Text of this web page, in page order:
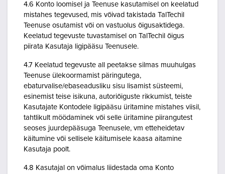
4.6 Konto loomisel ja Teenuse kasutamisel on keelatud
mistahes tegevused, mis võivad takistada TalTechil
Teenuse osutamist või on vastuolus õigusaktidega.
Keelatud tegevuste tuvastamisel on TalTechil õigus
piirata Kasutaja ligipääsu Teenusele.
4.7 Keelatud tegevuste all peetakse silmas muuhulgas
Teenuse ülekoormamist päringutega,
ebaturvalise/ebaseadusliku sisu lisamist süsteemi,
esinemist teise isikuna, autoriõiguste rikkumist, teiste
Kasutajate Kontodele ligipääsu üritamine mistahes viisil,
tahtlikult möödaminek või selle üritamine piirangutest
seoses juurdepääsuga Teenusele, vm etteheidetav
käitumine või sellisele käitumisele kaasa aitamine
Kasutaja poolt.
4.8 Kasutajal on võimalus liidestada oma Konto